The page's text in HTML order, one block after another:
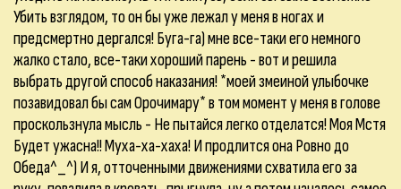
Убить взглядом, то он бы уже лежал у меня в ногах и
предсмертно дергался! Буга-га) мне все-таки его немного
жалко стало, все-таки хороший парень - вот и решила
выбрать другой способ наказания! *моей змеиной улыбочке
позавидовал бы сам Орочимару* в том момент у меня в голове
проскользнула мысль - Не пытайся легко отделатся! Моя Мстя
Будет ужасна!! Муха-ха-хаха! И продлится она Ровно до
Обеда^_^) И я, отточенными движениями схватила его за